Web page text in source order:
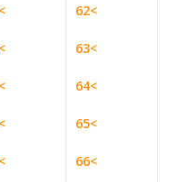
62<
63<
64<
65<
66<